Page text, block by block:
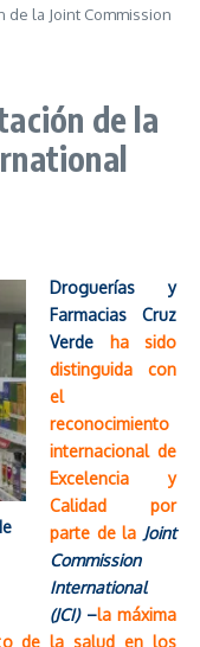
de la Joint Commission
de la
Droguerías y
Farmacias Cruz
Verde
ha sido
distinguida con
el
reconocimiento
internacional de
Excelencia y
Calidad por
parte de la Joint
Commission
International
(JCI) –la máxima
de la salud en los